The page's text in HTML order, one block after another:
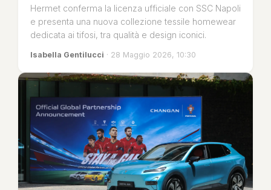
Hermet conferma la licenza ufficiale con SSC Napoli
e presenta una nuova collezione tessile homewear
dedicata ai tifosi, tra qualità e design iconici.
Isabella Gentilucci · 28 Maggio 2026, 10:30